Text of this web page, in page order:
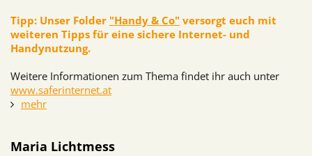
Tipp: Unser Folder "Handy & Co" versorgt euch mit
weiteren Tipps für eine sichere Internet- und
Handynutzung.
Weitere Informationen zum Thema findet ihr auch unter
www.saferinternet.at
mehr
Maria Lichtmess